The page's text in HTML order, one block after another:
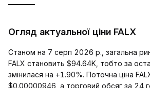
Огляд актуальної ціни FALX
Станом на 7 серп 2026 р., загальна
FALX становить $94.64K, тобто за
змінилася на +1.90%. Поточна ціна
$0.00000946, а торговий обсяг за 24